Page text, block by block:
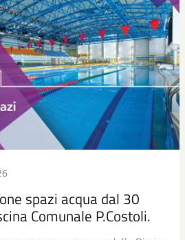
spazi acqua dal 30
Comunale P.Costoli.